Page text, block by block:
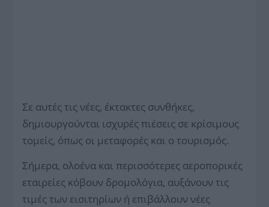
Σε αυτές τις νέες, έκτακτες συνθήκες,
δημιουργούνται ισχυρές πιέσεις σε κρίσιμους
τομείς, όπως οι μεταφορές και ο τουρισμός.
Σήμερα, ολοένα και περισσότερες αεροπορικές
εταιρείες κόβουν δρομολόγια, αυξάνουν τις
τιμές των εισιτηρίων ή επιβάλλουν νέες